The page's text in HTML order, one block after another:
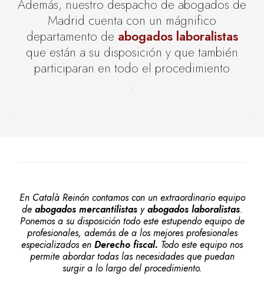
Además, nuestro despacho de abogados de
Madrid cuenta con un mágnifico
departamento de abogados laboralistas
que están a su disposición y que también
participaran en todo el procedimiento
.
En Català Reinón contamos con un extraordinario equipo
de abogados mercantilistasyabogados laboralistas.
Ponemos a su disposición todo este estupendo equipo de
profesionales, además de a los mejores profesionales
especializados en Derecho fiscal. Todo este equipo nos
permite abordar todas las necesidades que puedan
surgir a lo largo del procedimiento.